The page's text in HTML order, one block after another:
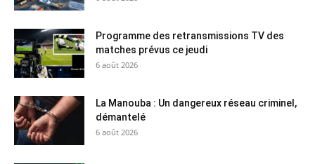
Programme des retransmissions TV des
matches prévus ce jeudi
6 août 2026
La Manouba : Un dangereux réseau criminel,
démantelé
6 août 2026